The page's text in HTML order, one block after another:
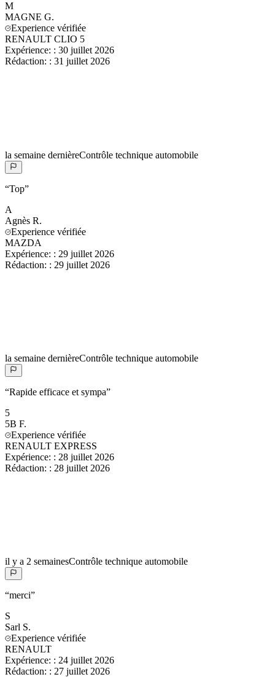
M
MAGNE G.
Experience vérifiée
RENAULT CLIO 5
Expérience: : 30 juillet 2026
Rédaction: : 31 juillet 2026
la semaine dernièreContrôle technique automobile
“Top”
A
Agnès R.
Experience vérifiée
MAZDA
Expérience: : 29 juillet 2026
Rédaction: : 29 juillet 2026
la semaine dernièreContrôle technique automobile
“Rapide efficace et sympa”
5
5B F.
Experience vérifiée
RENAULT EXPRESS
Expérience: : 28 juillet 2026
Rédaction: : 28 juillet 2026
il y a 2 semainesContrôle technique automobile
“merci”
S
Sarl S.
Experience vérifiée
RENAULT
Expérience: : 24 juillet 2026
Rédaction: : 27 juillet 2026